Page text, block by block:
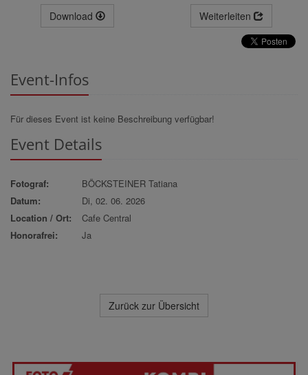
Download Weiterleiten
Event-Infos
Für dieses Event ist keine Beschreibung verfügbar!
Event Details
Fotograf:
BÖCKSTEINER Tatiana
Datum:
Di, 02. 06. 2026
Location / Ort:
Cafe Central
Honorafrei:
Ja
Zurück zur Übersicht